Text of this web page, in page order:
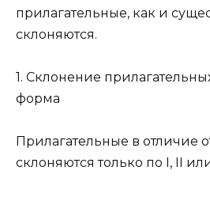
прилагательные, как и
склоняются.
1. Склонение
форма
Прилагательные в отличие
склоняются только по I, II